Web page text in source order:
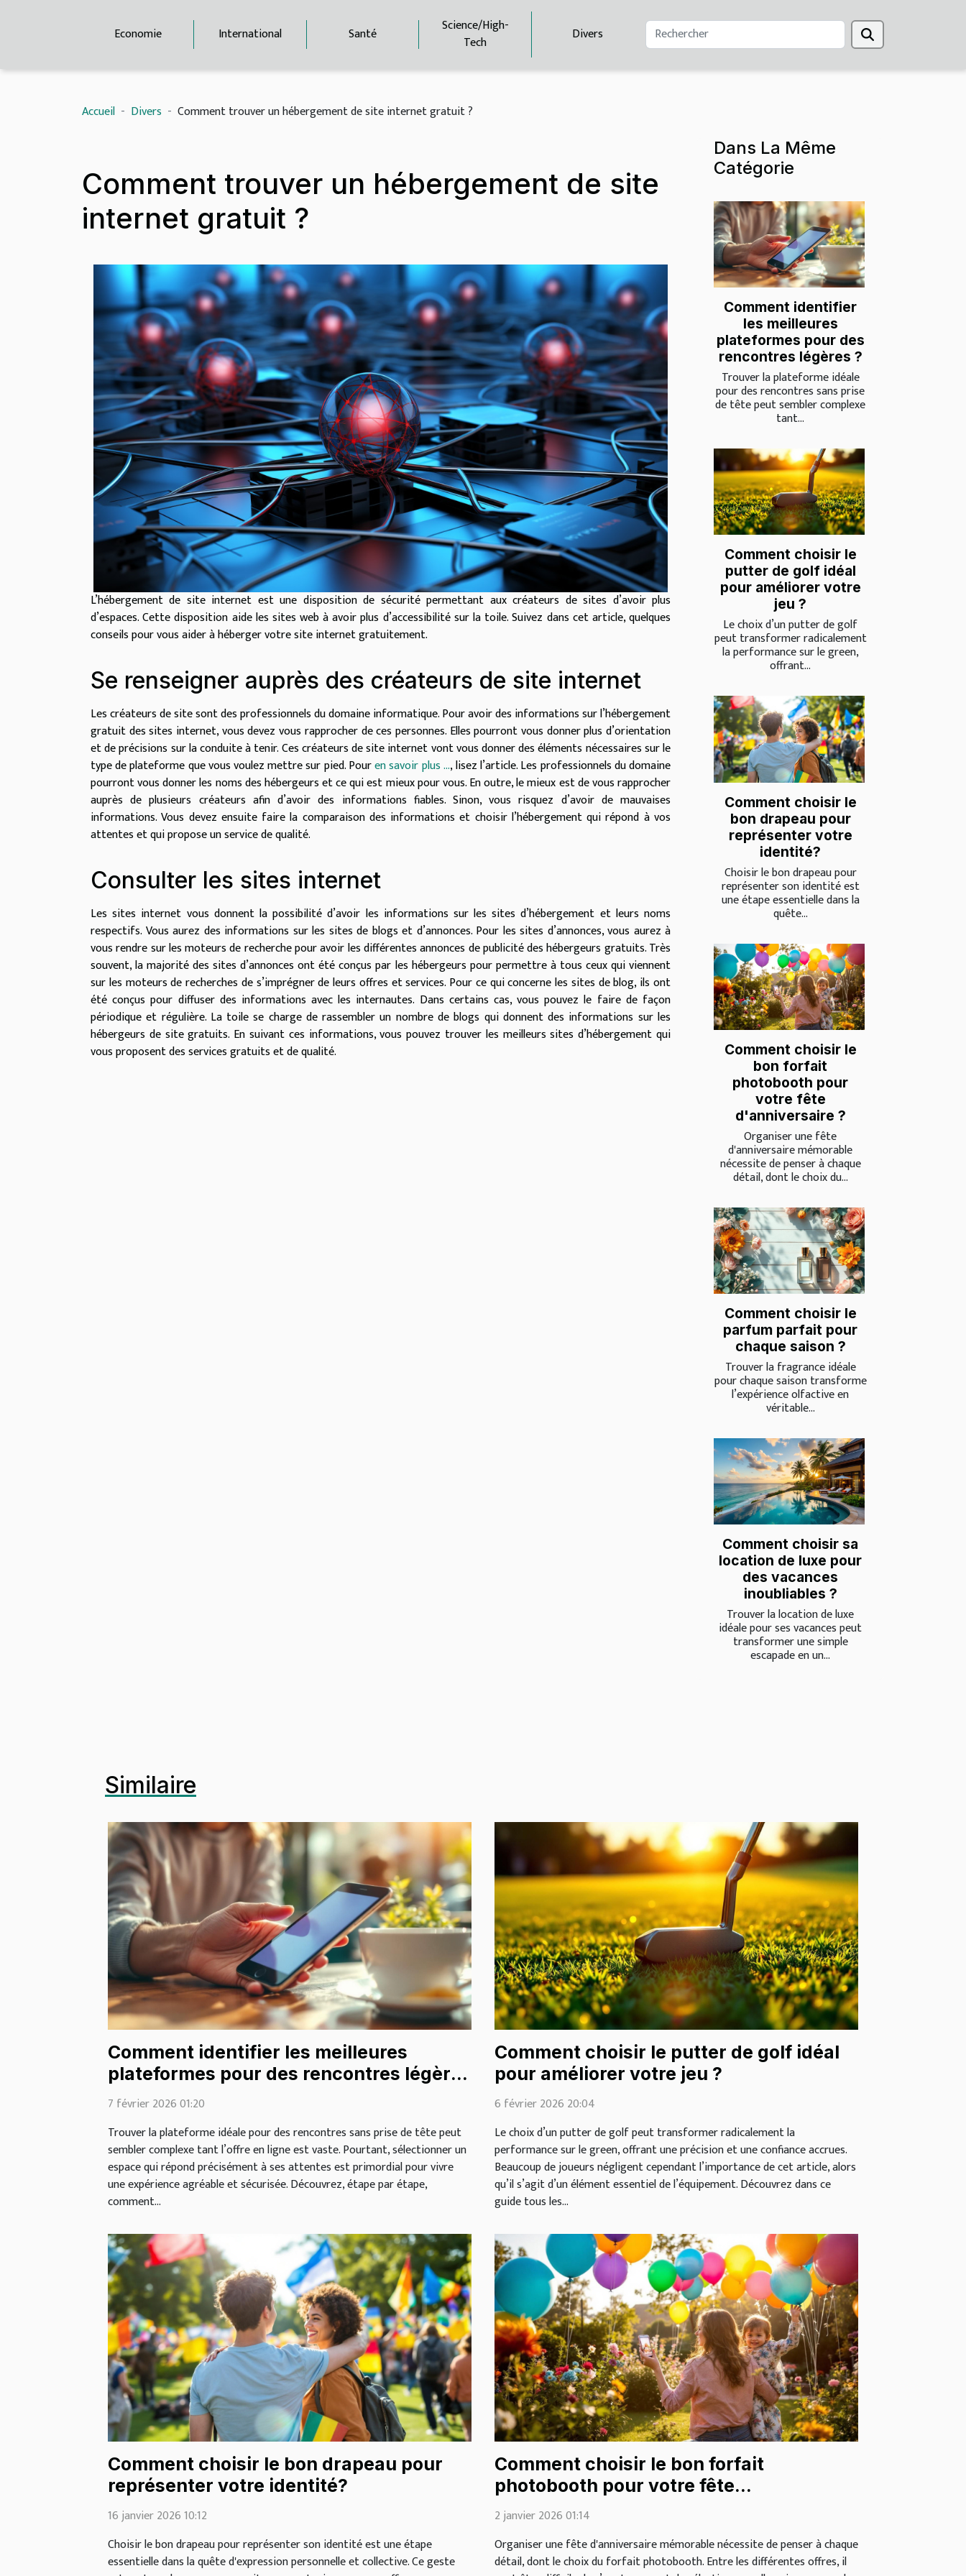
Economie International Santé
Science/High-
Tech
Divers
Accueil Divers Comment trouver un hébergement de site internet gratuit ?
Comment trouver un hébergement de site
internet gratuit ?
L’hébergement de site internet est une disposition de sécurité permettant aux créateurs de sites d’avoir plus
d’espaces. Cette disposition aide les sites web à avoir plus d’accessibilité sur la toile. Suivez dans cet article, quelques
conseils pour vous aider à héberger votre site internet gratuitement.
Se renseigner auprès des créateurs de site internet
Les créateurs de site sont des professionnels du domaine informatique. Pour avoir des informations sur l’hébergement
gratuit des sites internet, vous devez vous rapprocher de ces personnes. Elles pourront vous donner plus d’orientation
et de précisions sur la conduite à tenir. Ces créateurs de site internet vont vous donner des éléments nécessaires sur le
type de plateforme que vous voulez mettre sur pied. Pouren savoir plus …,lisez l’article. Les professionnels du domaine
pourront vous donner les noms des hébergeurs et ce qui est mieux pour vous. En outre, le mieux est de vous rapprocher
auprès de plusieurs créateurs afin d’avoir des informations fiables. Sinon, vous risquez d’avoir de mauvaises
informations. Vous devez ensuite faire la comparaison des informations et choisir l’hébergement qui répond à vos
attentes et qui propose un service de qualité.
Consulter les sites internet
Les sites internet vous donnent la possibilité d’avoir les informations sur les sites d’hébergement et leurs noms
respectifs. Vous aurez des informations sur les sites de blogs et d’annonces. Pour les sites d’annonces, vous aurez à
vous rendre sur les moteurs de recherche pour avoir les différentes annonces de publicité des hébergeurs gratuits. Très
souvent, la majorité des sites d’annonces ont été conçus par les hébergeurs pour permettre à tous ceux qui viennent
sur les moteurs de recherches de s’imprégner de leurs offres et services. Pour ce qui concerne les sites de blog, ils ont
été conçus pour diffuser des informations avec les internautes. Dans certains cas, vous pouvez le faire de façon
périodique et régulière. La toile se charge de rassembler un nombre de blogs qui donnent des informations sur les
hébergeurs de site gratuits. En suivant ces informations, vous pouvez trouver les meilleurs sites d’hébergement qui
vous proposent des services gratuits et de qualité.
Dans La Même
Catégorie
Comment identifier
les meilleures
plateformes pour des
rencontres légères ?
Trouver la plateforme idéale
pour des rencontres sans prise
de tête peut sembler complexe
tant...
Comment choisir le
putter de golf idéal
pour améliorer votre
jeu ?
Le choix d’un putter de golf
peut transformer radicalement
la performance sur le green,
offrant...
Comment choisir le
bon drapeau pour
représenter votre
identité?
Choisir le bon drapeau pour
représenter son identité est
une étape essentielle dans la
quête...
Comment choisir le
bon forfait
photobooth pour
votre fête
d'anniversaire ?
Organiser une fête
d'anniversaire mémorable
nécessite de penser à chaque
détail, dont le choix du...
Comment choisir le
parfum parfait pour
chaque saison ?
Trouver la fragrance idéale
pour chaque saison transforme
l’expérience olfactive en
véritable...
Comment choisir sa
location de luxe pour
des vacances
inoubliables ?
Trouver la location de luxe
idéale pour ses vacances peut
transformer une simple
escapade en un...
Similaire
Comment identifier les meilleures
plateformes pour des rencontres légères
?
7 février 2026 01:20
Trouver la plateforme idéale pour des rencontres sans prise de tête peut
sembler complexe tant l’offre en ligne est vaste. Pourtant, sélectionner un
espace qui répond précisément à ses attentes est primordial pour vivre
une expérience agréable et sécurisée. Découvrez, étape par étape,
comment...
Comment choisir le putter de golf idéal
pour améliorer votre jeu ?
6 février 2026 20:04
Le choix d’un putter de golf peut transformer radicalement la
performance sur le green, offrant une précision et une confiance accrues.
Beaucoup de joueurs négligent cependant l’importance de cet article, alors
qu’il s’agit d’un élément essentiel de l’équipement. Découvrez dans ce
guide tous les...
Comment choisir le bon drapeau pour
représenter votre identité?
16 janvier 2026 10:12
Choisir le bon drapeau pour représenter son identité est une étape
essentielle dans la quête d'expression personnelle et collective. Ce geste
Comment choisir le bon forfait
photobooth pour votre fête
d'anniversaire ?
2 janvier 2026 01:14
Organiser une fête d'anniversaire mémorable nécessite de penser à chaque
détail, dont le choix du forfait photobooth. Entre les différentes offres, il